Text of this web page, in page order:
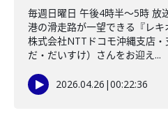
毎週日曜日 午後4時半～5時 放
港の滑走路が一望できる『レキ
株式会社NTTドコモ沖縄支店
だ・だいすけ）さんをお迎え...
2026.04.26 |00:22:36